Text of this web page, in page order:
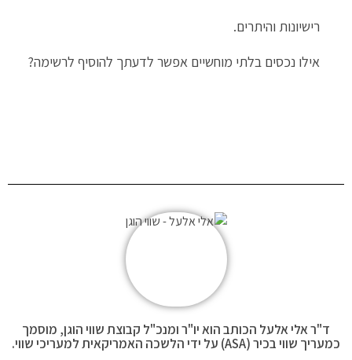
רישיונות והיתרים.
אילו נכסים בלתי מוחשיים אפשר לדעתך להוסיף לרשימה?
ד"ר אלי אלעל הכותב הוא יו"ר ומנכ"ל קבוצת שווי הוגן, מוסמך
כמעריך שווי בכיר (ASA) על ידי הלשכה האמריקאית למעריכי שווי.